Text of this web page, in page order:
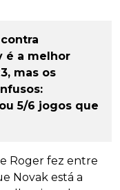
é a melhor
mas os
5/6 jogos que
Roger fez entre
Novak está a